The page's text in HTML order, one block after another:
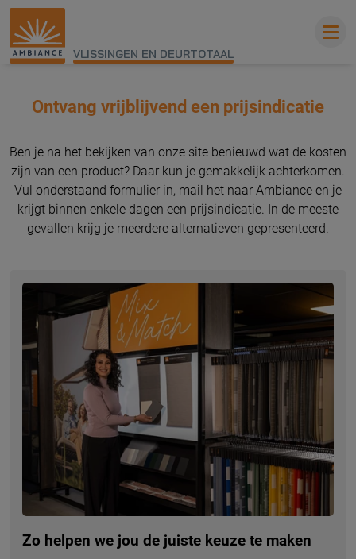
VLISSINGEN EN DEURTOTAAL
Ontvang vrijblijvend een prijsindicatie
Ben je na het bekijken van onze site benieuwd wat de kosten
zijn van een product? Daar kun je gemakkelijk achterkomen.
Vul onderstaand formulier in, mail het naar Ambiance en je
krijgt binnen enkele dagen een prijsindicatie. In de meeste
gevallen krijg je meerdere alternatieven gepresenteerd.
Zo helpen we jou de juiste keuze te maken